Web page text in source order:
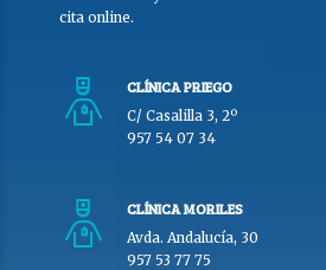
cita online.
CLÍNICA PRIEGO
C/ Casalilla 3, 2º
957 54 07 34
CLÍNICA MORILES
Avda. Andalucía, 30
957 53 77 75